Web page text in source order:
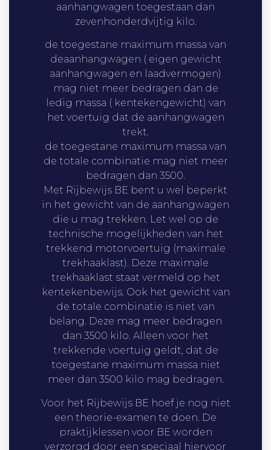
aanhangwagen toegestaan dan
zevenhonderdvijtig kilo.
de toegestane maximum massa van
deaanhangwagen ( eigen gewicht
aanhangwagen en laadvermogen)
mag niet meer bedragen dan de
ledig massa ( kentekengewicht) van
het voertuig dat de aanhangwagen
trekt.
de toegestane maximum massa van
de totale combinatie mag niet meer
bedragen dan 3500.
Met Rijbewijs BE bent u wel beperkt
in het gewicht van de aanhangwagen
die u mag trekken. Let wel op de
technische mogelijkheden van het
trekkend motorvoertuig (maximale
trekhaaklast). Deze maximale
trekhaaklast staat vermeld op het
kentekenbewijs. Ook het gewicht van
de totale combinatie is niet van
belang. Deze mag meer bedragen
dan 3500 kilo. Alleen voor het
trekkende voertuig geldt, dat de
toegestane maximum massa niet
meer dan 3500 kilo mag bedragen.
Voor het Rijbewijs BE hoef je nog niet
een theorie-examen te doen. De
praktijklessen voor BE worden
verzorgd door een speciaal hiervoor